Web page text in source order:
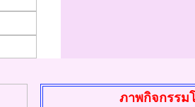
ภาพกิจกรรมโ